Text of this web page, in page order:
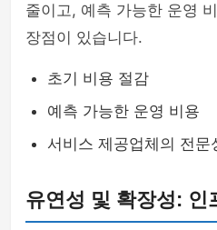
줄이고, 예측 가능한 운영
장점이 있습니다.
초기 비용 절감
예측 가능한 운영 비용
서비스 제공업체의 전문
유연성 및 확장성: 인